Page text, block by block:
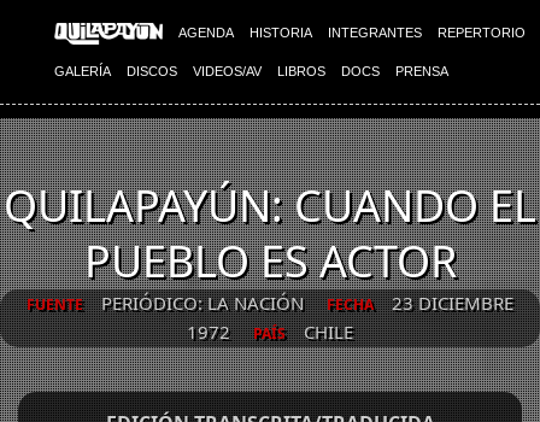
AGENDA HISTORIA INTEGRANTES REPERTORIO
GALERÍA DISCOS VIDEOS/AV LIBROS DOCS PRENSA
QUILAPAYÚN: CUANDO EL
PUEBLO ES ACTOR
FUENTE PERIÓDICO: LA NACIÓN FECHA
23 DICIEMBRE
1972
PAÍS CHILE